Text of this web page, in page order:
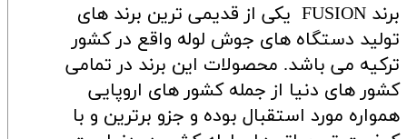
برند FUSION یکی از قدیمی ترین برند های
تولید دستگاه های جوش لوله واقع در کشور
ترکیه می باشد. محصولات این برند در تمامی
کشور های دنیا از جمله کشور های اروپایی
همواره مورد استقبال بوده و جزو برترین و با